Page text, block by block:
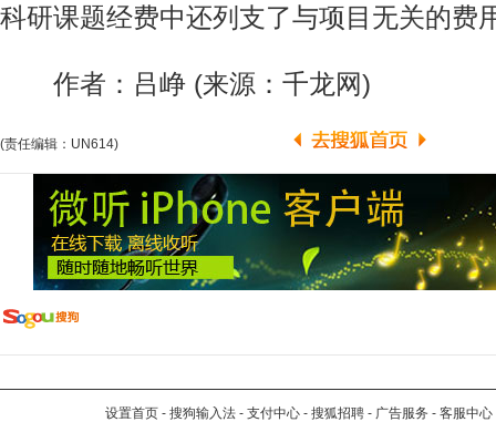
科研课题经费中还列支了与项目无关的费
作者：吕峥 (来源：千龙网)
(责任编辑：UN614)
设置首页 - 搜狗输入法 - 支付中心 - 搜狐招聘 - 广告服务 - 客服中心